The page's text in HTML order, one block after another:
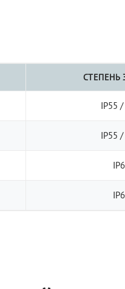
IP55
IP55